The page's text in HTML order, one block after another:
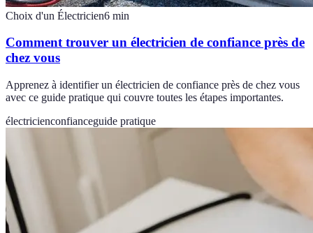
Choix d'un Électricien6 min
Comment trouver un électricien de confiance près de
chez vous
Apprenez à identifier un électricien de confiance près de chez vous
avec ce guide pratique qui couvre toutes les étapes importantes.
électricienconfianceguide pratique